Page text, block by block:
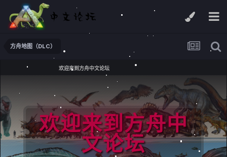
方舟地图（DLC）
欢迎来到方舟中文论坛
欢迎来到方舟中
文论坛